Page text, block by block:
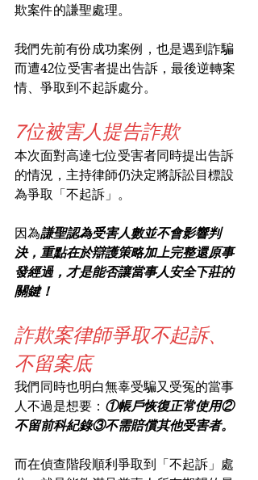
欺案件的謙聖處理。
我們先前有份成功案例，也是遇到詐騙
而遭42位受害者提出告訴，最後逆轉案
情、爭取到不起訴處分。
7位被害人提告詐欺
本次面對高達七位受害者同時提出告訴
的情況，主持律師仍決定將訴訟目標設
為爭取「不起訴」。
因為謙聖認為受害人數並不會影響判
決，重點在於辯護策略加上完整還原事
發經過，才是能否讓當事人安全下莊的
關鍵！
詐欺案律師爭取不起訴、
不留案底
我們同時也明白無辜受騙又受冤的當事
人不過是想要： ①帳戶恢復正常使用②
不留前科紀錄③不需賠償其他受害者。
而在偵查階段順利爭取到「不起訴」處